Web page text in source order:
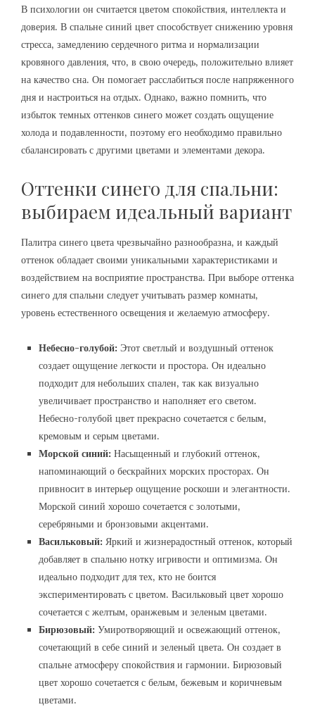
В психологии он считается цветом спокойствия‚ интеллекта и
доверия. В спальне синий цвет способствует снижению уровня
стресса‚ замедлению сердечного ритма и нормализации
кровяного давления‚ что‚ в свою очередь‚ положительно влияет
на качество сна. Он помогает расслабиться после напряженного
дня и настроиться на отдых. Однако‚ важно помнить‚ что
избыток темных оттенков синего может создать ощущение
холода и подавленности‚ поэтому его необходимо правильно
сбалансировать с другими цветами и элементами декора.
Оттенки синего для спальни:
выбираем идеальный вариант
Палитра синего цвета чрезвычайно разнообразна‚ и каждый
оттенок обладает своими уникальными характеристиками и
воздействием на восприятие пространства. При выборе оттенка
синего для спальни следует учитывать размер комнаты‚
уровень естественного освещения и желаемую атмосферу.
Небесно-голубой: Этот светлый и воздушный оттенок
создает ощущение легкости и простора. Он идеально
подходит для небольших спален‚ так как визуально
увеличивает пространство и наполняет его светом.
Небесно-голубой цвет прекрасно сочетается с белым‚
кремовым и серым цветами.
Морской синий: Насыщенный и глубокий оттенок‚
напоминающий о бескрайних морских просторах. Он
привносит в интерьер ощущение роскоши и элегантности.
Морской синий хорошо сочетается с золотыми‚
серебряными и бронзовыми акцентами.
Васильковый: Яркий и жизнерадостный оттенок‚ который
добавляет в спальню нотку игривости и оптимизма. Он
идеально подходит для тех‚ кто не боится
экспериментировать с цветом. Васильковый цвет хорошо
сочетается с желтым‚ оранжевым и зеленым цветами.
Бирюзовый: Умиротворяющий и освежающий оттенок‚
сочетающий в себе синий и зеленый цвета. Он создает в
спальне атмосферу спокойствия и гармонии. Бирюзовый
цвет хорошо сочетается с белым‚ бежевым и коричневым
цветами.